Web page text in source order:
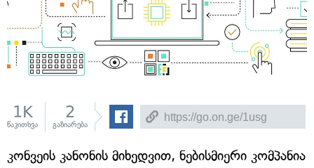
1K
წაკითხვა
2
გაზიარება
კონვეის კანონის მიხედვით, ნებისმიერი კომპანია